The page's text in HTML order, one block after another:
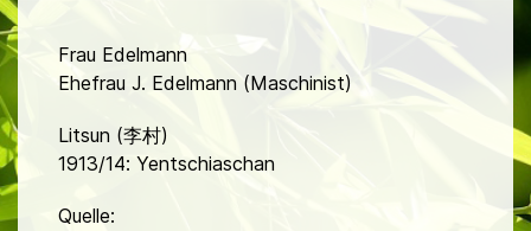
Frau Edelmann
Ehefrau J. Edelmann (Maschinist)
Litsun (李村)
1913/14: Yentschiaschan
Quelle: